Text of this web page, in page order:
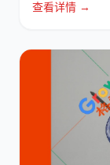
查看详情 →